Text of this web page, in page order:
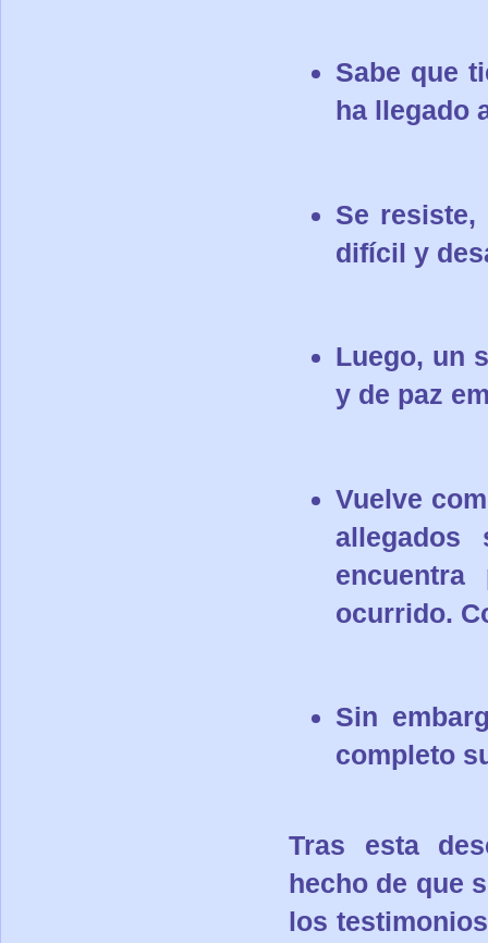
Sabe que
ha llegado
Se
difícil y
Luego, un
y de paz
Vuelve
allegados
ocurrido.
Sin
completo
Tras esta
hecho de que
los